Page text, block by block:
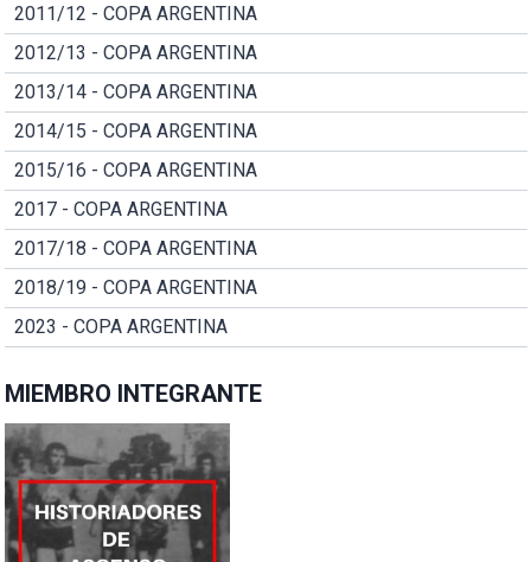
2011/12 - COPA ARGENTINA
2012/13 - COPA ARGENTINA
2013/14 - COPA ARGENTINA
2014/15 - COPA ARGENTINA
2015/16 - COPA ARGENTINA
2017 - COPA ARGENTINA
2017/18 - COPA ARGENTINA
2018/19 - COPA ARGENTINA
2023 - COPA ARGENTINA
MIEMBRO INTEGRANTE